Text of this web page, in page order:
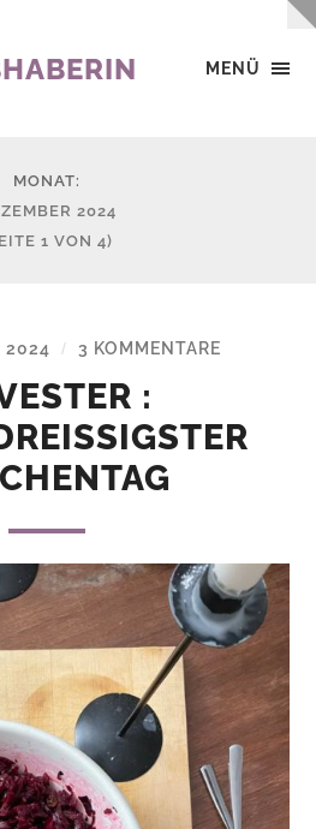
MENÜ
MONAT:
2024
1 VON 4)
2024 / 3 KOMMENTARE
:
T